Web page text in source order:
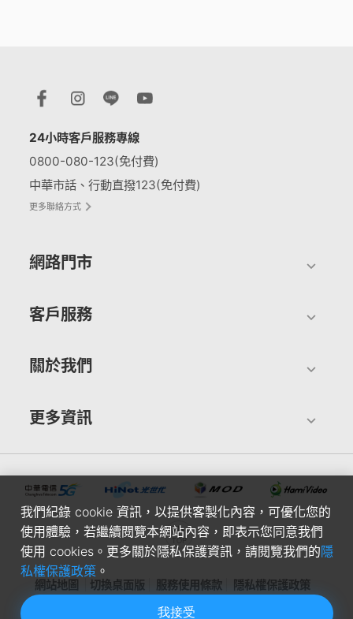
24小時客戶服務專線
0800-080-123(免付費)
中華市話、行動直撥123(免付費)
更多聯絡方式
網路門市
客戶服務
關於我們
更多資訊
網站地圖 切換桌面版 服務使用條款 隱私權保護政策
中華電信股份有限公司個人家庭分公司(統一編號：96979949) ©
我們紀錄 cookie 資訊，以提供客製化內容，可優化您的
使用體驗，若繼續閱覽本網站內容，即表示您同意我們
使用 cookies。更多關於隱私保護資訊，請閱覽我們的隱
私權保護政策。
我接受